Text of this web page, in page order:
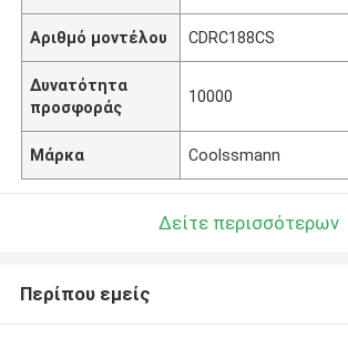
Αριθμό μοντέλου CDRC188CS
Δυνατότητα
προσφοράς
10000
Μάρκα Coolssmann
Δείτε περισσότερων
Περίπου εμείς